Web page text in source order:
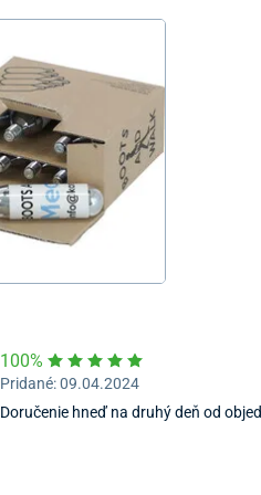
100%
Pridané: 09.04.2024
Doručenie hneď na druhý deň od